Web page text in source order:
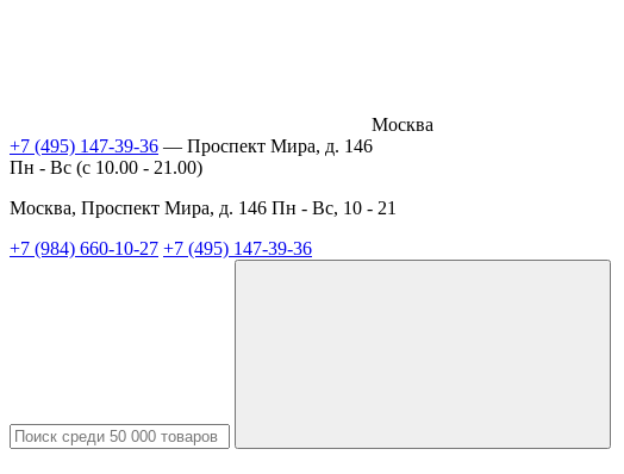
Москва
+7 (495) 147-39-36 — Проспект Мира, д. 146
Пн - Вс (c 10.00 - 21.00)
Москва, Проспект Мира, д. 146 Пн - Вс, 10 - 21
+7 (984) 660-10-27 +7 (495) 147-39-36